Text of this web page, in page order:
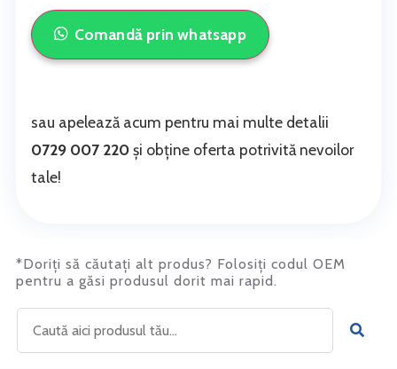
Comandă prin whatsapp
sau apelează acum pentru mai multe detalii
0729 007 220și obține oferta potrivită nevoilor
tale!
*Doriți să căutați alt produs? Folosiți codul OEM
pentru a găsi produsul dorit mai rapid.